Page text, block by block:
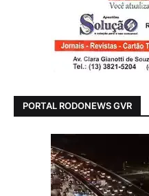
PORTAL RODONEWS GVR